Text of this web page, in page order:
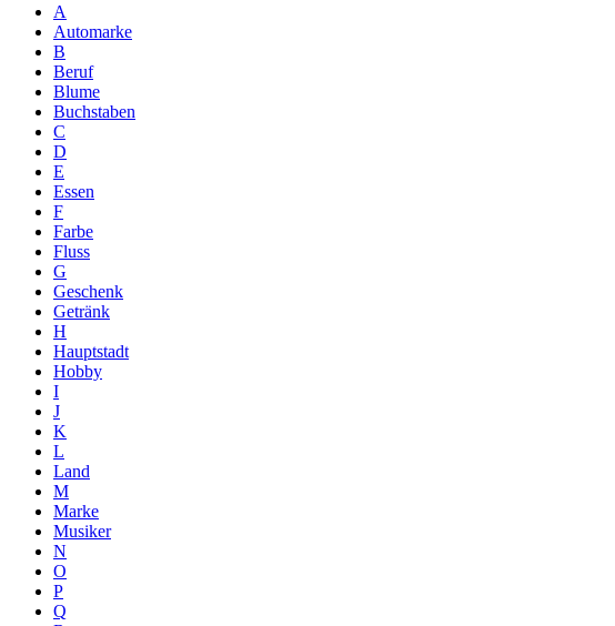
A
Automarke
B
Beruf
Blume
Buchstaben
C
D
E
Essen
F
Farbe
Fluss
G
Geschenk
Getränk
H
Hauptstadt
Hobby
I
J
K
L
Land
M
Marke
Musiker
N
O
P
Q